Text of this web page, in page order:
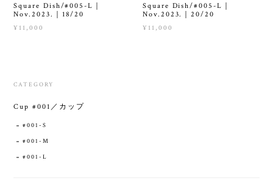
Square Dish/#005-L｜
Nov.2023.｜18/20
¥11,000
Square Dish/#005-L｜
Nov.2023.｜20/20
¥11,000
CATEGORY
Cup #001／カップ
#001-S
#001-M
#001-L